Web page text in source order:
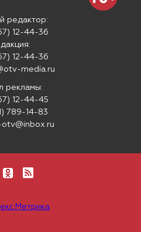
редактор:
12-44-36
12-44-36
media.ru
рекламы:
12-44-45
789-14-83